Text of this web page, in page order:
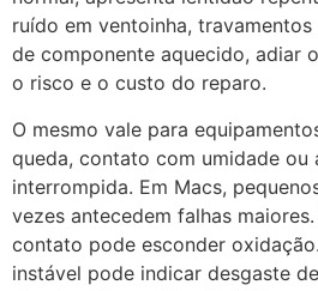
ruído em ventoinha,
de componente aquecido, adiar
o risco e o custo do reparo.
O mesmo vale para
queda, contato com umidade ou
interrompida. Em Macs,
vezes antecedem falhas
contato pode esconder
instável pode indicar desgaste